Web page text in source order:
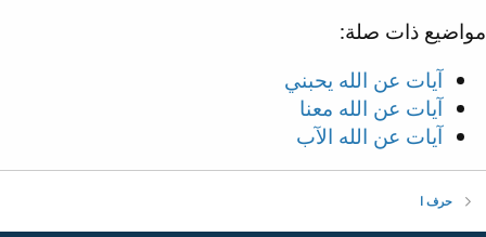
مواضيع ذات صلة:
آيات عن الله يحبني
آيات عن الله معنا
آيات عن الله الآب
حرف ا